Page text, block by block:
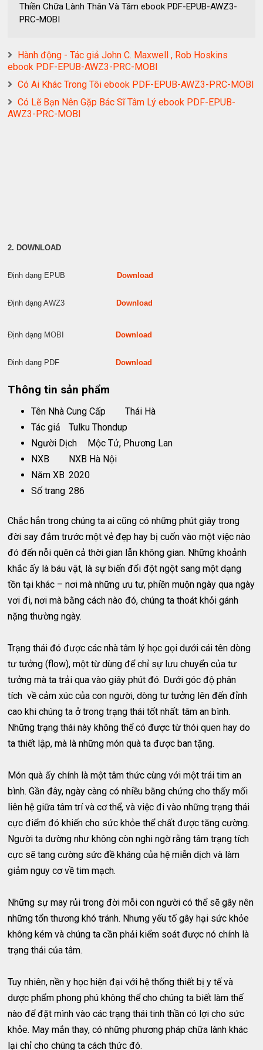
Thiền Chữa Lành Thân Và Tâm ebook PDF-EPUB-AWZ3-
PRC-MOBI
Hành động - Tác giả John C. Maxwell , Rob Hoskins
ebook PDF-EPUB-AWZ3-PRC-MOBI
Có Ai Khác Trong Tôi ebook PDF-EPUB-AWZ3-PRC-MOBI
Có Lẽ Bạn Nên Gặp Bác Sĩ Tâm Lý ebook PDF-EPUB-
AWZ3-PRC-MOBI
2. DOWNLOAD
Định dạng EPUBDownload
Định dạng AWZ3Download
Định dạng MOBIDownload
Định dạng PDFDownload
Thông tin sản phẩm
Tên Nhà Cung Cấp
Thái Hà
Tác giả
Tulku Thondup
Người Dịch
Mộc Tử, Phương Lan
NXB
NXB Hà Nội
Năm XB 2020
Số trang 286
Chắc hẳn trong chúng ta ai cũng có những phút giây trong
đời say đắm trước một vẻ đẹp hay bị cuốn vào một việc nào
đó đến nỗi quên cả thời gian lẫn không gian. Những khoảnh
khắc ấy là báu vật, là sự biến đổi đột ngột sang một dạng
tồn tại khác – nơi mà những ưu tư, phiền muộn ngày qua ngày
vơi đi, nơi mà bằng cách nào đó, chúng ta thoát khỏi gánh
nặng thường ngày.
Trạng thái đó được các nhà tâm lý học gọi dưới cái tên dòng
tư tưởng (flow), một từ dùng để chỉ sự lưu chuyển của tư
tưởng mà ta trải qua vào giây phút đó. Dưới góc độ phân
tích về cảm xúc của con người, dòng tư tưởng lên đến đỉnh
cao khi chúng ta ở trong trạng thái tốt nhất: tâm an bình.
Những trạng thái này không thể có được từ thói quen hay do
ta thiết lập, mà là những món quà ta được ban tặng.
Món quà ấy chính là một tâm thức cùng với một trái tim an
bình. Gần đây, ngày càng có nhiều bằng chứng cho thấy mối
liên hệ giữa tâm trí và cơ thể, và việc đi vào những trạng thái
cực điểm đó khiến cho sức khỏe thể chất được tăng cường.
Người ta dường như không còn nghi ngờ rằng tâm trạng tích
cực sẽ tang cường sức đề kháng của hệ miễn dịch và làm
giảm nguy cơ về tim mạch.
Những sự may rủi trong đời mỗi con người có thể sẽ gây nên
những tổn thương khó tránh. Nhưng yếu tố gây hại sức khỏe
không kém và chúng ta cần phải kiểm soát được nó chính là
trạng thái của tâm.
Tuy nhiên, nền y học hiện đại với hệ thống thiết bị y tế và
dược phẩm phong phú không thể cho chúng ta biết làm thế
nào để đặt mình vào các trạng thái tinh thần có lợi cho sức
khỏe. May mắn thay, có những phương pháp chữa lành khác
lại chỉ cho chúng ta cách thức đó.